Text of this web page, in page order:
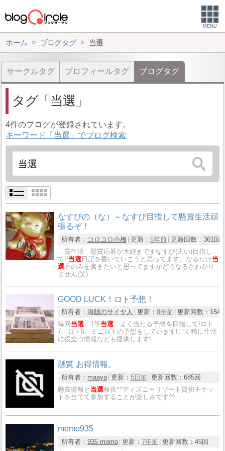
MENU
ホーム ブログタグ 当選
サークルタグ プロフィールタグ ブログタグ
タグ 当選
4件のブログが登録されています。
キーワード「当選」でブログ検索
なすびの（な）～なすび目指して懸賞生活頑
張るぞ！
所有者： コロコロ小梅 更新： 6年前 更新回数： 361回
…賞生活 懸賞応募が大好きですなすび(古い)目指し
て!!当選日記を書いていこうと思ってます。なるたけ当
選品のみを書きたいと思ってますがどうなるかわかり
ません(笑)
GOOD LUCK！ロト予想！
所有者： 海賊のサイヤ人 更新： 8年前 更新回数： 154
毎回 当選 ・1等当選 ・よく当たる予想を目指して!ロト
7、ロト6、ミニロトの予想をしています!ごく稀に生活
に役立つ情報なども提供します!
懸賞 お得情報。
所有者： maaya 更新： 5日前 更新回数： 685回
懸賞情報と 当選報告^^ディズニーリゾート貸切チケッ
トを当てて参加することが楽しみです^^
memo935
所有者： 935 momo 更新： 7年前 更新回数： 45回